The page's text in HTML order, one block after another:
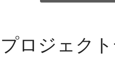
プロジェク